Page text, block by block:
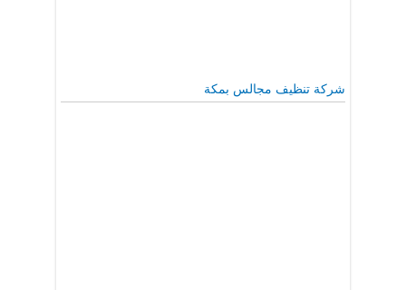
شركة تنظيف مجالس بمكة